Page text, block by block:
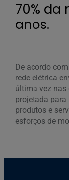
70% da
anos.
De acordo
rede elétrica
última vez nas
projetada para
produtos e
esforços de